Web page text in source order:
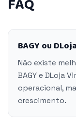
FAQ
BAGY ou
Não existe
BAGY e DLoja
operacional,
crescimento.